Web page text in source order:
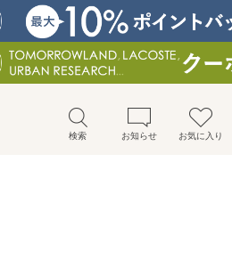
検索 お知らせ お気に入り